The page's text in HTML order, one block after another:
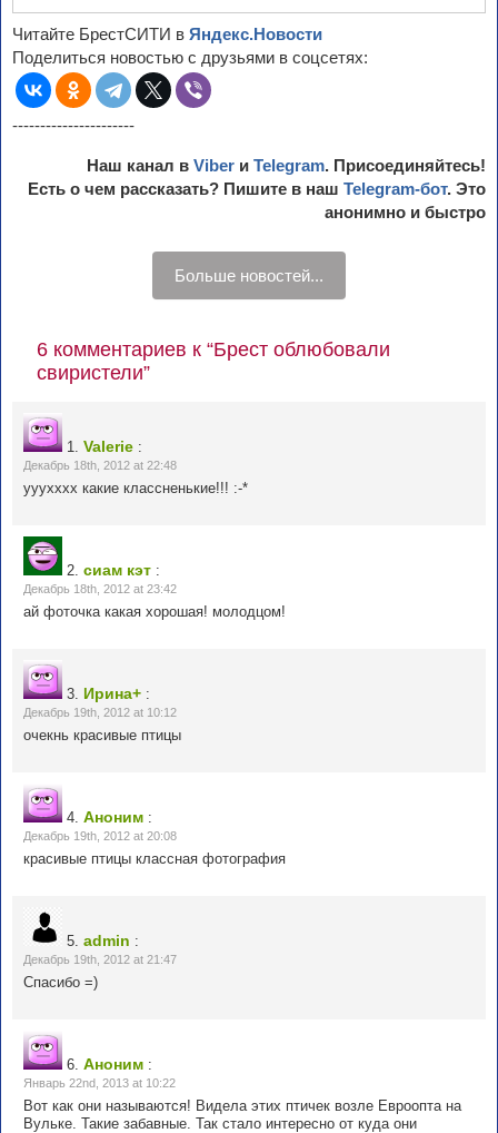
Читайте БрестСИТИ в Яндекс.Новости
Поделиться новостью с друзьями в соцсетях:
----------------------
Наш канал в Viber и Telegram. Присоединяйтесь!
Есть о чем рассказать? Пишите в наш Telegram-бот. Это
анонимно и быстро
Больше новостей...
6 комментариев к “Брест облюбовали
свиристели”
1. Valerie :
Декабрь 18th, 2012 at 22:48
ууухххх какие классненькие!!! :-*
2. сиам кэт :
Декабрь 18th, 2012 at 23:42
ай фоточка какая хорошая! молодцом!
3. Ирина+ :
Декабрь 19th, 2012 at 10:12
очекнь красивые птицы
4. Аноним :
Декабрь 19th, 2012 at 20:08
красивые птицы классная фотография
5. admin :
Декабрь 19th, 2012 at 21:47
Спасибо =)
6. Аноним :
Январь 22nd, 2013 at 10:22
Вот как они называются! Видела этих птичек возле Евроопта на
Вульке. Такие забавные. Так стало интересно от куда они